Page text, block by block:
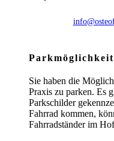
Sie haben die
Praxis zu parken. Es
Parkschilder
Fahrrad kommen,
Fahrradständer im